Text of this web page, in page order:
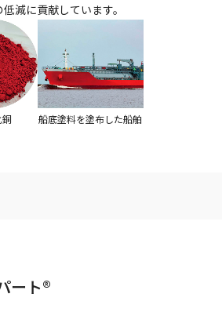
減に貢献しています。
船底塗料を塗布した船舶
ート®